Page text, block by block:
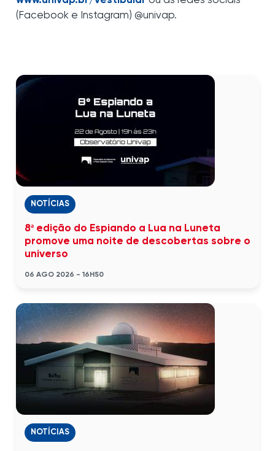
(Facebook e Instagram) @univap.
NOTÍCIAS
8ª edição do Espiando a Lua na Luneta
promove uma noite de descobertas sobre o
universo
06 AGO 2026 - 16H50
NOTÍCIAS